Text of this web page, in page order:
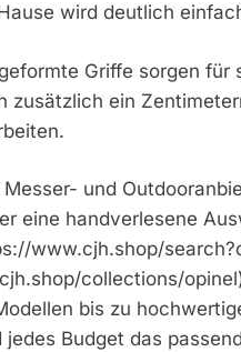
wird deutlich
Griffe sorgen
zusätzlich ein
Messer- und
eine handverlesene
www.cjh.shop/
collections/
bis zu
jedes Budget das